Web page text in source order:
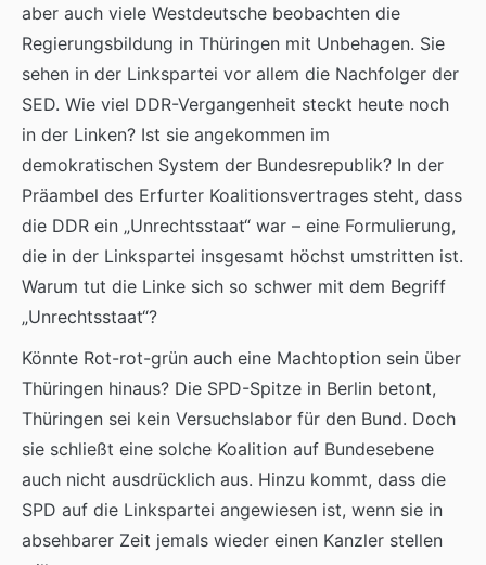
aber auch viele Westdeutsche beobachten die
Regierungsbildung in Thüringen mit Unbehagen. Sie
sehen in der Linkspartei vor allem die Nachfolger der
SED. Wie viel DDR-Vergangenheit steckt heute noch
in der Linken? Ist sie angekommen im
demokratischen System der Bundesrepublik? In der
Präambel des Erfurter Koalitionsvertrages steht, dass
die DDR ein „Unrechtsstaat“ war – eine Formulierung,
die in der Linkspartei insgesamt höchst umstritten ist.
Warum tut die Linke sich so schwer mit dem Begriff
„Unrechtsstaat“?
Könnte Rot-rot-grün auch eine Machtoption sein über
Thüringen hinaus? Die SPD-Spitze in Berlin betont,
Thüringen sei kein Versuchslabor für den Bund. Doch
sie schließt eine solche Koalition auf Bundesebene
auch nicht ausdrücklich aus. Hinzu kommt, dass die
SPD auf die Linkspartei angewiesen ist, wenn sie in
absehbarer Zeit jemals wieder einen Kanzler stellen